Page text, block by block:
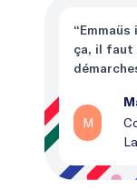
ça, il faut
M